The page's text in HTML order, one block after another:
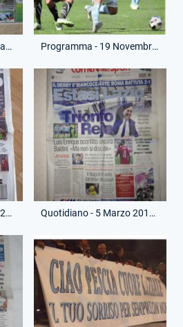
Poster - Lazio Style Magazine - Giugno 2012 - Film Stagione Programma - 19 Novembre 2011 - Campionato Serie A - Napoli-Lazio
Quotidiano - 17 Ottobre 2011 - Corriere dello Sport - Lazio-Roma Quotidiano - 5 Marzo 2012 - Corriere dello Sport - Roma-Lazio